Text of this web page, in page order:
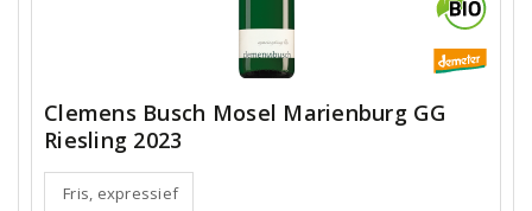
Clemens Busch Mosel Marienburg GG
Riesling 2023
Fris, expressief